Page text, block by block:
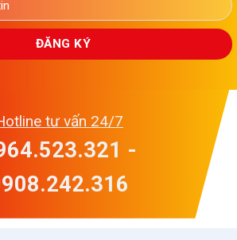
tư vấn 24/7
-